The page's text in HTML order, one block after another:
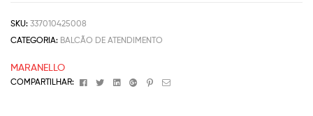
SKU: 337010425008
CATEGORIA: BALCÃO DE ATENDIMENTO
MARANELLO
COMPARTILHAR: FacebookTwitterLinkedinGoogle+Pinterest
Email